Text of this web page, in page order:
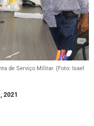
de Serviço Militar. (Foto: Isael
2021